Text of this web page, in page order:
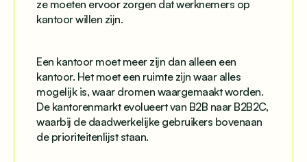
ze moeten ervoor zorgen dat werknemers op
kantoor willen zijn.
Een kantoor moet meer zijn dan alleen een
kantoor. Het moet een ruimte zijn waar alles
mogelijk is, waar dromen waargemaakt worden.
De kantorenmarkt evolueert van B2B naar B2B2C,
waarbij de daadwerkelijke gebruikers bovenaan
de prioriteitenlijst staan.